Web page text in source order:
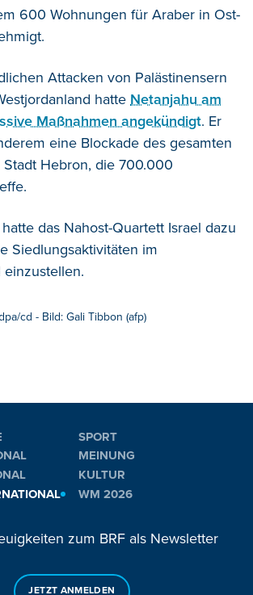
600 Wohnungen für Araber in Ost-
Attacken von Palästinensern
hatte Netanjahu am
Maßnahmen angekündigt. Er
eine Blockade des gesamten
Hebron, die 700.000
das Nahost-Quartett Israel dazu
Siedlungsaktivitäten im
einzustellen.
cd - Bild: Gali Tibbon (afp)
SPORT
MEINUNG
KULTUR
WM 2026
zum BRF als Newsletter
JETZT ANMELDEN